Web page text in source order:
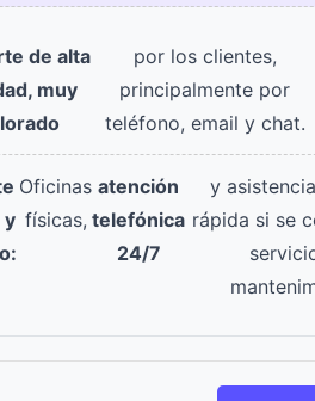
de alta
muy
por los clientes,
principalmente por
teléfono, email y chat.
y
Oficinas
físicas,
atención
telefónica
24/7
y
rápida si se